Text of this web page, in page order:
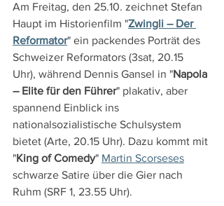
Am Freitag, den 25.10. zeichnet Stefan
Haupt im Historienfilm "Zwingli – Der
Reformator" ein packendes Porträt des
Schweizer Reformators (3sat, 20.15
Uhr), während Dennis Gansel in "Napola
– Elite für den Führer" plakativ, aber
spannend Einblick ins
nationalsozialistische Schulsystem
bietet (Arte, 20.15 Uhr). Dazu kommt mit
"King of Comedy" Martin Scorseses
schwarze Satire über die Gier nach
Ruhm (SRF 1, 23.55 Uhr).